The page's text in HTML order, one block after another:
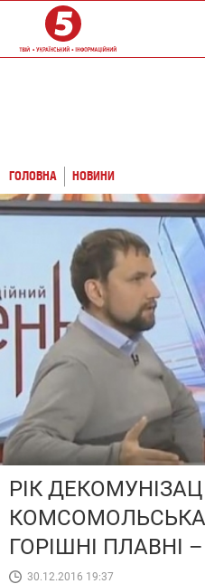
ГОЛОВНА НОВИНИ
РІК
ГОРІШНІ ПЛАВНІ
30.12.2016 19:37